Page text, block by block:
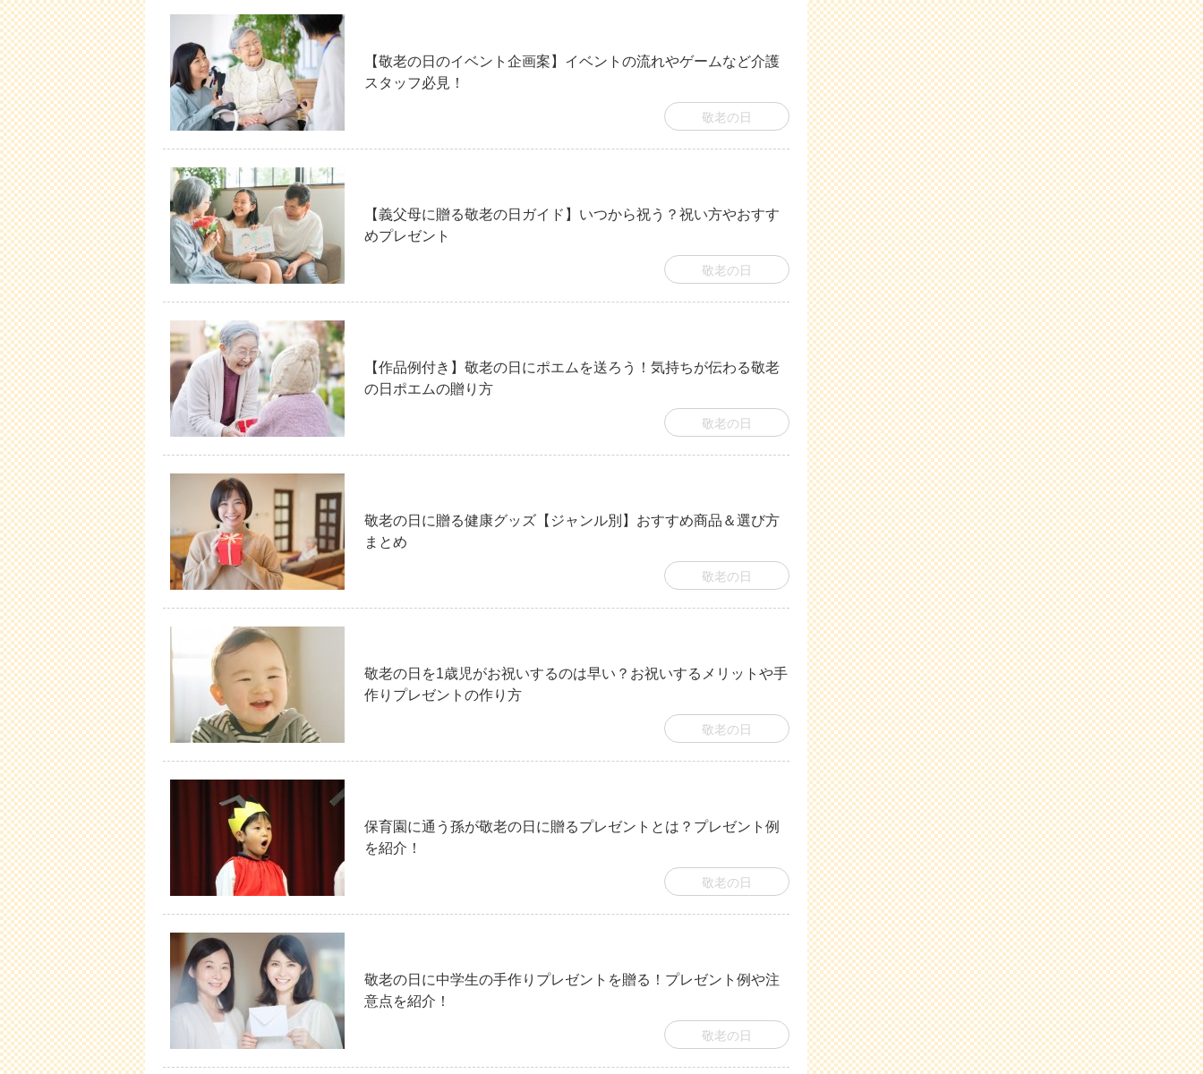
【敬老の日のイベント企画案】イベントの流れやゲームなど介護
スタッフ必見！
敬老の日
【義父母に贈る敬老の日ガイド】いつから祝う？祝い方やおすす
めプレゼント
敬老の日
【作品例付き】敬老の日にポエムを送ろう！気持ちが伝わる敬老
の日ポエムの贈り方
敬老の日
敬老の日に贈る健康グッズ【ジャンル別】おすすめ商品＆選び方
まとめ
敬老の日
敬老の日を1歳児がお祝いするのは早い？お祝いするメリットや手
作りプレゼントの作り方
敬老の日
保育園に通う孫が敬老の日に贈るプレゼントとは？プレゼント例
を紹介！
敬老の日
敬老の日に中学生の手作りプレゼントを贈る！プレゼント例や注
意点を紹介！
敬老の日